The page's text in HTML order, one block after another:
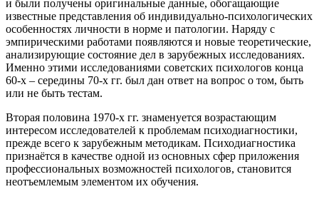
и были получены оригинальные данные, обогащающие
известные представления об индивидуально-психологических
особенностях личности в норме и патологии. Наряду с
эмпирическими работами появляются и новые теоретические,
анализирующие состояние дел в зарубежных исследованиях.
Именно этими исследованиями советских психологов конца
60-х – середины 70-х гг. был дан ответ на вопрос о том, быть
или не быть тестам.
Вторая половина 1970-х гг. знаменуется возрастающим
интересом исследователей к проблемам психодиагностики,
прежде всего к зарубежным методикам. Психодиагностика
признаётся в качестве одной из основных сфер приложения
профессиональных возможностей психологов, становится
неотъемлемым элементом их обучения.